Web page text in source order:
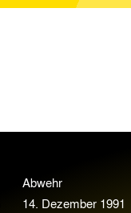
Abwehr
14. Dezember 1991